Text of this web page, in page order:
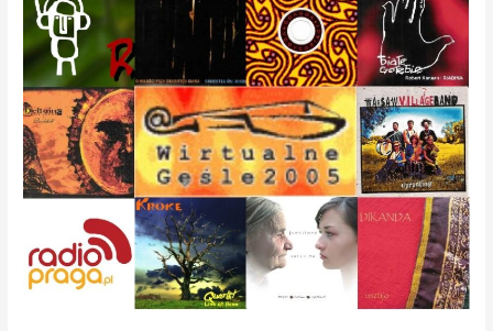
Wirtualnych
Gęśli.
Audycja
Radiowid
zaprasza!
PODCAST!